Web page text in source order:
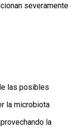
severamente
las posibles
la microbiota
la